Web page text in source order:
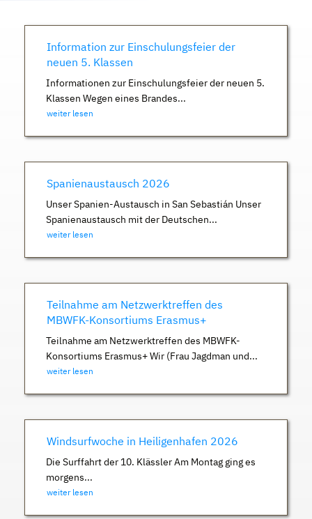
Information zur Einschulungsfeier der
neuen 5. Klassen
Informationen zur Einschulungsfeier der neuen 5.
Klassen Wegen eines Brandes...
weiter lesen
Spanienaustausch 2026
Unser Spanien-Austausch in San Sebastián Unser
Spanienaustausch mit der Deutschen...
weiter lesen
Teilnahme am Netzwerktreffen des
MBWFK-Konsortiums Erasmus+
Teilnahme am Netzwerktreffen des MBWFK-
Konsortiums Erasmus+ Wir (Frau Jagdman und...
weiter lesen
Windsurfwoche in Heiligenhafen 2026
Die Surffahrt der 10. Klässler Am Montag ging es
morgens...
weiter lesen